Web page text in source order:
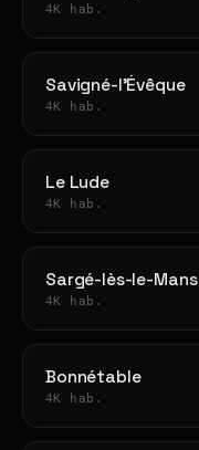
4K hab.
Savigné-l'Évêque
4K hab.
Le Lude
4K hab.
Sargé-lès-le-Mans
4K hab.
Bonnétable
4K hab.